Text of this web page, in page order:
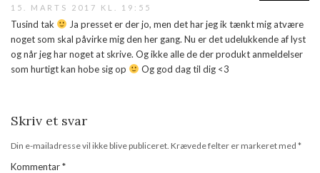
15. MARTS 2017 KL. 19:55
Tusind tak
Ja presset er der jo, men det har jeg ik tænkt mig atvære
noget som skal påvirke mig den her gang. Nu er det udelukkende af lyst
og når jeg har noget at skrive. Og ikke alle de der produkt anmeldelser
som hurtigt kan hobe sig op
Og god dag til dig <3
Skriv et svar
Din e-mailadresse vil ikke blive publiceret. Krævede felter er markeret med *
Kommentar*